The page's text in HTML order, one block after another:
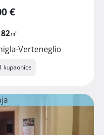
€
82㎡
Verteneglio
kupaonice